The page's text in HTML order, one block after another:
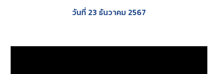
วันที่ 23 ธันวาคม 2567